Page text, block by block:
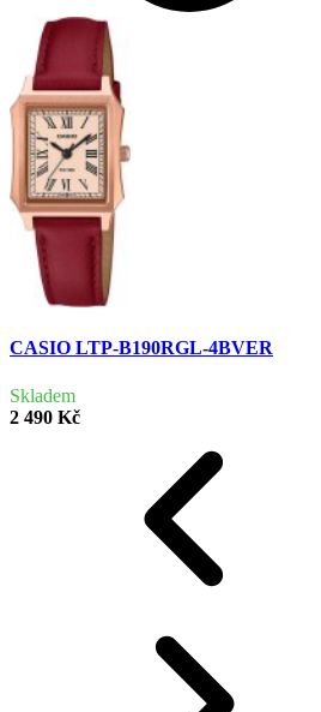
CASIO LTP-B190RGL-4BVER
Skladem
2 490 Kč